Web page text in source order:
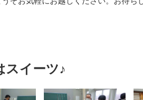
スイーツ♪